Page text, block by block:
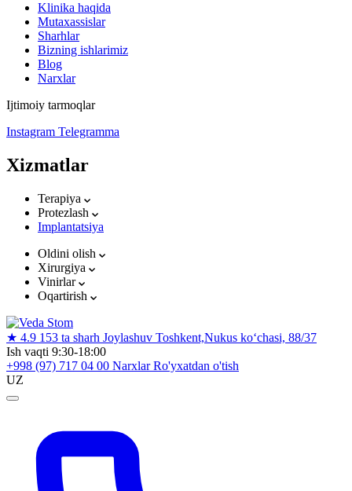
Klinika haqida
Mutaxassislar
Sharhlar
Bizning ishlarimiz
Blog
Narxlar
Ijtimoiy tarmoqlar
Instagram Telegramma
Xizmatlar
Terapiya
Protezlash
Implantatsiya
Oldini olish
Xirurgiya
Vinirlar
Oqartirish
★ 4.9 153 ta sharh Joylashuv Toshkent,Nukus ko‘chasi, 88/37
Ish vaqti 9:30-18:00
+998 (97) 717 04 00 NarxlarRo'yxatdan o'tish
UZ